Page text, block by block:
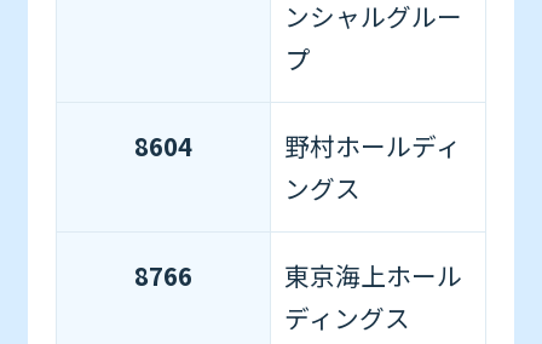
ンシャルグルー
プ
8604
野村ホールディ
ングス
8766
東京海上ホール
ディングス